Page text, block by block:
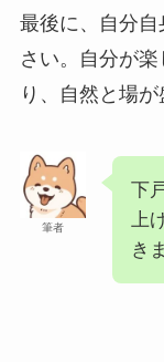
最後に、自分
さい。自分が
り、自然と場が
筆者
下
上
き